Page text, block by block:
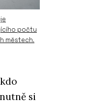
počtu
městech.
si